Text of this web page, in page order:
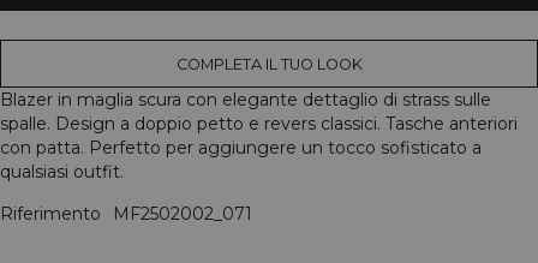
COMPLETA IL TUO LOOK
Blazer in maglia scura con elegante dettaglio di strass sulle
spalle. Design a doppio petto e revers classici. Tasche anteriori
con patta. Perfetto per aggiungere un tocco sofisticato a
qualsiasi outfit.
Riferimento
MF2502002_071